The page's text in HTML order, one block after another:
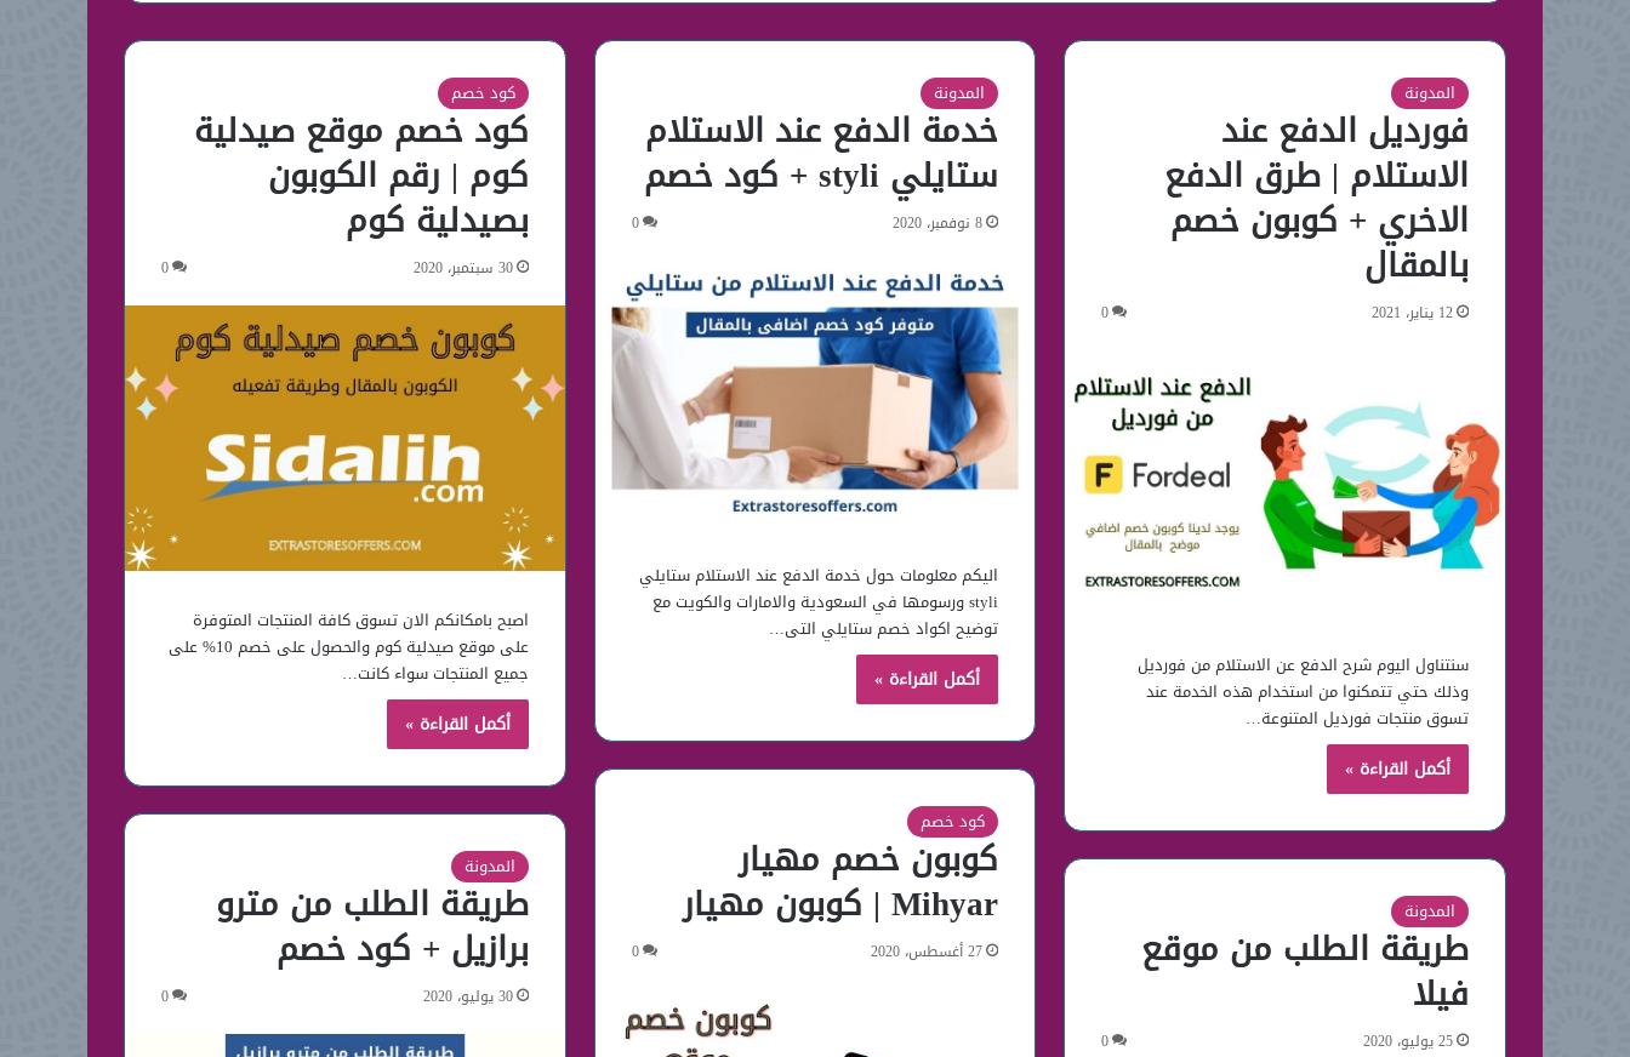
المدونة
فورديل الدفع عند
الاستلام | طرق الدفع
الاخري + كوبون خصم
بالمقال
12 يناير، 2021 0
سنتناول اليوم شرح الدفع عن الاستلام من فورديل
وذلك حتي تتمكنوا من استخدام هذه الخدمة عند
تسوق منتجات فورديل المتنوعة…
أكمل القراءة »
المدونة
خدمة الدفع عند الاستلام
ستايلي styli + كود خصم
8 نوفمبر، 2020 0
اليكم معلومات حول خدمة الدفع عند الاستلام ستايلي
styli ورسومها في السعودية والامارات والكويت مع
توضيح اكواد خصم ستايلي التى…
أكمل القراءة »
كود خصم
كود خصم موقع صيدلية
كوم | رقم الكوبون
بصيدلية كوم
30 سبتمبر، 2020 0
اصبح بامكانكم الان تسوق كافة المنتجات المتوفرة
على موقع صيدلية كوم والحصول على خصم 10% على
جميع المنتجات سواء كانت…
أكمل القراءة »
كود خصم
كوبون خصم مهيار
Mihyar | كوبون مهيار
27 أغسطس، 2020 0
المدونة
طريقة الطلب من مترو
برازيل + كود خصم
30 يوليو، 2020 0
المدونة
طريقة الطلب من موقع
فيلا
25 يوليو، 2020 0